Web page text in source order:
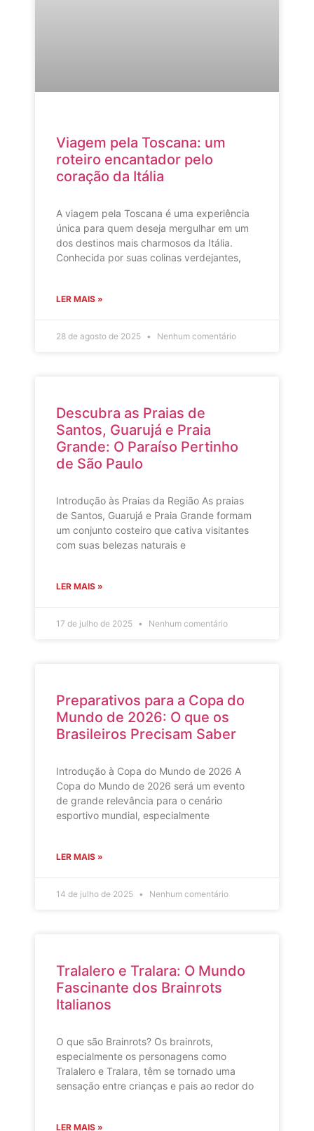
Viagem pela Toscana: um
roteiro encantador pelo
coração da Itália
A viagem pela Toscana é uma experiência
única para quem deseja mergulhar em um
dos destinos mais charmosos da Itália.
Conhecida por suas colinas verdejantes,
LER MAIS »
28 de agosto de 2025 Nenhum comentário
Descubra as Praias de
Santos, Guarujá e Praia
Grande: O Paraíso Pertinho
de São Paulo
Introdução às Praias da Região As praias
de Santos, Guarujá e Praia Grande formam
um conjunto costeiro que cativa visitantes
com suas belezas naturais e
LER MAIS »
17 de julho de 2025 Nenhum comentário
Preparativos para a Copa do
Mundo de 2026: O que os
Brasileiros Precisam Saber
Introdução à Copa do Mundo de 2026 A
Copa do Mundo de 2026 será um evento
de grande relevância para o cenário
esportivo mundial, especialmente
LER MAIS »
14 de julho de 2025 Nenhum comentário
Tralalero e Tralara: O Mundo
Fascinante dos Brainrots
Italianos
O que são Brainrots? Os brainrots,
especialmente os personagens como
Tralalero e Tralara, têm se tornado uma
sensação entre crianças e pais ao redor do
LER MAIS »